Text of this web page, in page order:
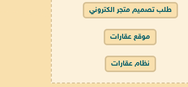
طلب تصميم متجر الكتروني
موقع عقارات
نظام عقارات